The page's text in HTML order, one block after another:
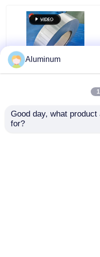
Aluminiowe cewki do
przemysłu morskiego
i elektrycznego
Aluminum
Good day, what
for?